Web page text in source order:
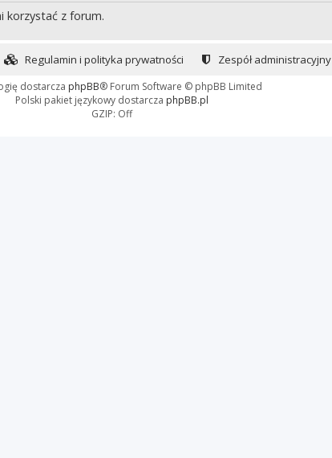
korzystać z forum.
Zespół administracyjny
Regulamin i polityka prywatności
dostarcza phpBB® Forum Software © phpBB Limited
Polski pakiet językowy dostarcza phpBB.pl
GZIP: Off